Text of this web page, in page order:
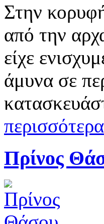
Στην
από την
είχε
άμυνα σε
περισσότερα
Πρίνος